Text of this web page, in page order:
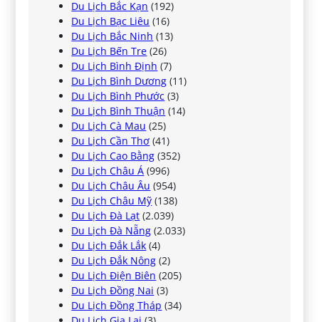
Du Lịch Bắc Kạn (192)
Du Lịch Bạc Liêu (16)
Du Lịch Bắc Ninh (13)
Du Lịch Bến Tre (26)
Du Lịch Bình Định (7)
Du Lịch Bình Dương (11)
Du Lịch Bình Phước (3)
Du Lịch Bình Thuận (14)
Du Lịch Cà Mau (25)
Du Lịch Cần Thơ (41)
Du Lịch Cao Bằng (352)
Du Lịch Châu Á (996)
Du Lịch Châu Âu (954)
Du Lịch Châu Mỹ (138)
Du Lịch Đà Lạt (2.039)
Du Lịch Đà Nẵng (2.033)
Du Lịch Đắk Lắk (4)
Du Lịch Đắk Nông (2)
Du Lịch Điện Biên (205)
Du Lịch Đồng Nai (3)
Du Lịch Đồng Tháp (34)